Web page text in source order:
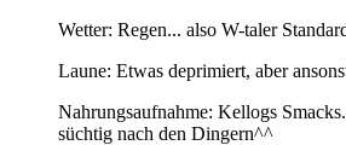
Wetter: Regen... also W-taler
Laune: Etwas deprimiert, aber
Nahrungsaufnahme: Kellogs
süchtig nach den Dingern^^